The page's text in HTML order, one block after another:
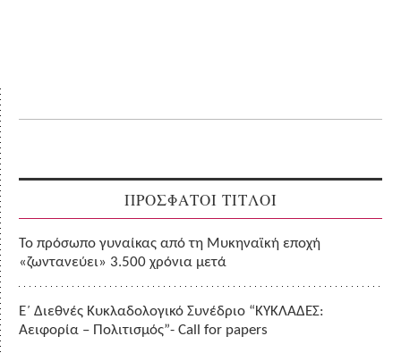
ΠΡΟΣΦΑΤΟΙ ΤΙΤΛΟΙ
Το πρόσωπο γυναίκας από τη Μυκηναϊκή εποχή
«ζωντανεύει» 3.500 χρόνια μετά
Ε΄ Διεθνές Κυκλαδολογικό Συνέδριο “ΚΥΚΛΑΔΕΣ:
Αειφορία – Πολιτισμός”- Call for papers